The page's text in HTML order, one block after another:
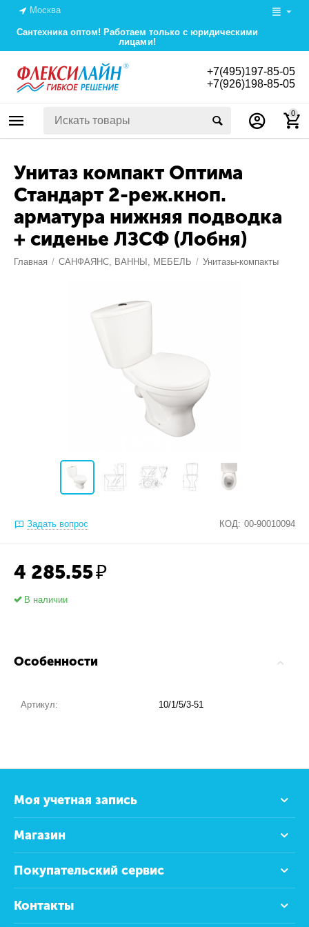
Москва
Сантехника оптом! Работаем только с юридическими
лицами!
+7(495)197-85-05
+7(926)198-85-05
0
Унитаз компакт Оптима
Стандарт 2-реж.кноп.
арматура нижняя подводка
+ сиденье ЛЗСФ (Лобня)
Главная / САНФАЯНС, ВАННЫ, МЕБЕЛЬ / Унитазы-компакты
Задать вопрос КОД: 00-90010094
4 285.55₽
В наличии
Особенности
Артикул: 10/1/5/3-51
Моя учетная запись
Магазин
Покупательский сервис
Контакты